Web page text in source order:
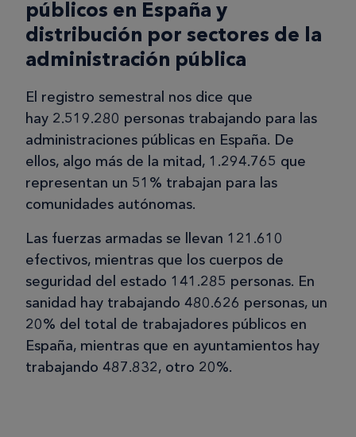
públicos en España y
distribución por sectores de la
administración pública
El registro semestral nos dice que
hay 2.519.280 personas trabajando para las
administraciones públicas en España. De
ellos, algo más de la mitad, 1.294.765 que
representan un 51% trabajan para las
comunidades autónomas.
Las fuerzas armadas se llevan 121.610
efectivos, mientras que los cuerpos de
seguridad del estado 141.285 personas. En
sanidad hay trabajando 480.626 personas, un
20% del total de trabajadores públicos en
España, mientras que en ayuntamientos hay
trabajando 487.832, otro 20%.